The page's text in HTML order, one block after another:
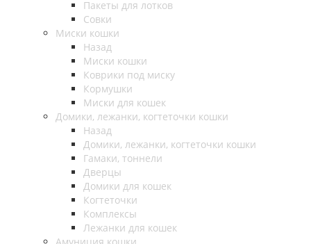
Пакеты для лотков
Совки
Миски кошки
Назад
Миски кошки
Коврики под миску
Кормушки
Миски для кошек
Домики, лежанки, когтеточки кошки
Назад
Домики, лежанки, когтеточки кошки
Гамаки, тоннели
Дверцы
Домики для кошек
Когтеточки
Комплексы
Лежанки для кошек